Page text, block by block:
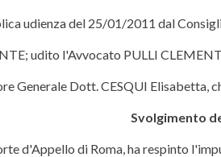
udienza del 25/01/2011 dal
udito l'Avvocato PULLI
Generale Dott. CESQUI Elisabetta,
Svolgimento
d'Appello di Roma, ha respinto